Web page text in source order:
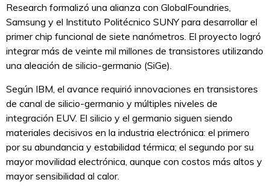
Research formalizó una alianza con GlobalFoundries,
Samsung y el Instituto Politécnico SUNY para desarrollar el
primer chip funcional de siete nanómetros. El proyecto logró
integrar más de veinte mil millones de transistores utilizando
una aleación de silicio-germanio (SiGe).
Según IBM, el avance requirió innovaciones en transistores
de canal de silicio-germanio y múltiples niveles de
integración EUV. El silicio y el germanio siguen siendo
materiales decisivos en la industria electrónica: el primero
por su abundancia y estabilidad térmica; el segundo por su
mayor movilidad electrónica, aunque con costos más altos y
mayor sensibilidad al calor.